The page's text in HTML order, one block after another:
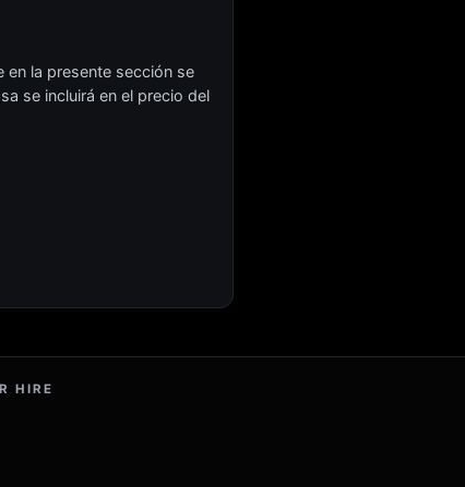
en la presente sección se
se incluirá en el precio del
HIRE